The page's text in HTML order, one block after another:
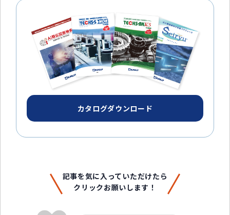
カタログダウンロード
記事を気に入っていただけたら
クリックお願いします！